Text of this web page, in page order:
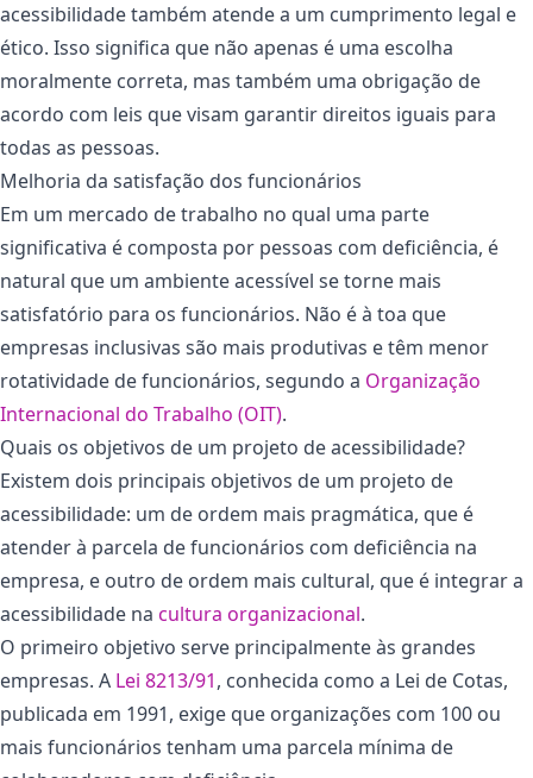
acessibilidade também atende a um cumprimento legal e
ético. Isso significa que não apenas é uma escolha
moralmente correta, mas também uma obrigação de
acordo com leis que visam garantir direitos iguais para
todas as pessoas.
Melhoria da satisfação dos funcionários
Em um mercado de trabalho no qual uma parte
significativa é composta por pessoas com deficiência, é
natural que um ambiente acessível se torne mais
satisfatório para os funcionários. Não é à toa que
empresas inclusivas são mais produtivas e têm menor
rotatividade de funcionários, segundo a Organização
Internacional do Trabalho (OIT).
Quais os objetivos de um projeto de acessibilidade?
Existem dois principais objetivos de um projeto de
acessibilidade: um de ordem mais pragmática, que é
atender à parcela de funcionários com deficiência na
empresa, e outro de ordem mais cultural, que é integrar a
acessibilidade na cultura organizacional.
O primeiro objetivo serve principalmente às grandes
empresas. A Lei 8213/91, conhecida como a Lei de Cotas,
publicada em 1991, exige que organizações com 100 ou
mais funcionários tenham uma parcela mínima de